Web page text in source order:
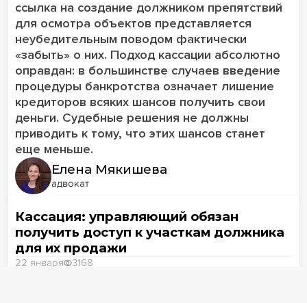
ссылка на создание должником препятствий
для осмотра объектов представляется
неубедительным поводом фактически
«забыть» о них. Подход кассации абсолютно
оправдан: в большинстве случаев введение
процедуры банкротства означает лишение
кредиторов всяких шансов получить свои
деньги. Судебные решения не должны
приводить к тому, что этих шансов станет
еще меньше.
Елена Мякишева
адвокат
Кассация: управляющий обязан
получить доступ к участкам должника
для их продажи
22 января 3168